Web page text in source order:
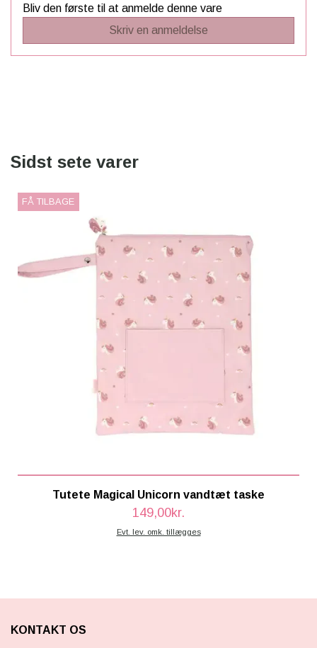
Bliv den første til at anmelde denne vare
Skriv en anmeldelse
Sidst sete varer
FÅ TILBAGE
Tutete Magical Unicorn vandtæt taske
149,00kr.
Evt. lev. omk. tillægges
KONTAKT OS